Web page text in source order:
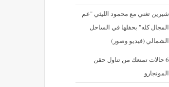
شيرين تغني مع محمود الليثي "عم
المجال كله" بحفلها في الساحل
الشمالي (فيديو وصور)
6 حالات تمنعك من تناول حقن
المونجارو